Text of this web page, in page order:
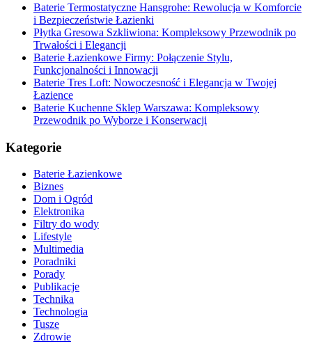
Baterie Termostatyczne Hansgrohe: Rewolucja w Komforcie
i Bezpieczeństwie Łazienki
Płytka Gresowa Szkliwiona: Kompleksowy Przewodnik po
Trwałości i Elegancji
Baterie Łazienkowe Firmy: Połączenie Stylu,
Funkcjonalności i Innowacji
Baterie Tres Loft: Nowoczesność i Elegancja w Twojej
Łazience
Baterie Kuchenne Sklep Warszawa: Kompleksowy
Przewodnik po Wyborze i Konserwacji
Kategorie
Baterie Łazienkowe
Biznes
Dom i Ogród
Elektronika
Filtry do wody
Lifestyle
Multimedia
Poradniki
Porady
Publikacje
Technika
Technologia
Tusze
Zdrowie